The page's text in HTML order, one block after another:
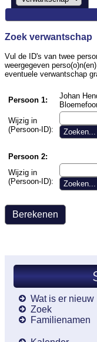
Zoek verwantschap
Vul de ID's van twee
weergegeven
eventuele verwantschap
Persoon 1:
Johan
Wijzig in
(Persoon-ID):
Persoon 2:
Wijzig in
(Persoon-ID):
Wat is er nieuw
Zoek
Familienamen